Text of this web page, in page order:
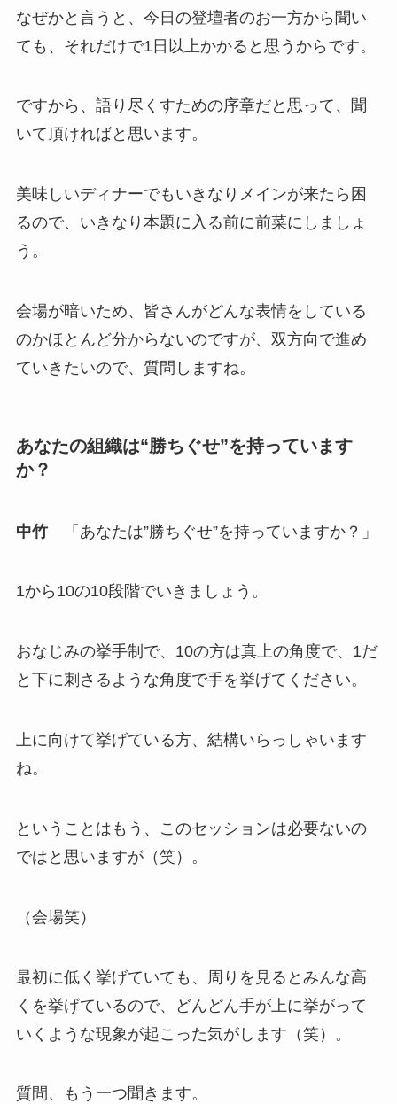
なぜかと言うと、今日の登壇者のお一方から聞い
ても、それだけで1日以上かかると思うからです。
ですから、語り尽くすための序章だと思って、聞
いて頂ければと思います。
美味しいディナーでもいきなりメインが来たら困
るので、いきなり本題に入る前に前菜にしましょ
う。
会場が暗いため、皆さんがどんな表情をしている
のかほとんど分からないのですが、双方向で進め
ていきたいので、質問しますね。
あなたの組織は“勝ちぐせ”を持っています
か？
中竹「あなたは”勝ちぐせ”を持っていますか？」
1から10の10段階でいきましょう。
おなじみの挙手制で、10の方は真上の角度で、1だ
と下に刺さるような角度で手を挙げてください。
上に向けて挙げている方、結構いらっしゃいます
ね。
ということはもう、このセッションは必要ないの
ではと思いますが（笑）。
（会場笑）
最初に低く挙げていても、周りを見るとみんな高
くを挙げているので、どんどん手が上に挙がって
いくような現象が起こった気がします（笑）。
質問、もう一つ聞きます。